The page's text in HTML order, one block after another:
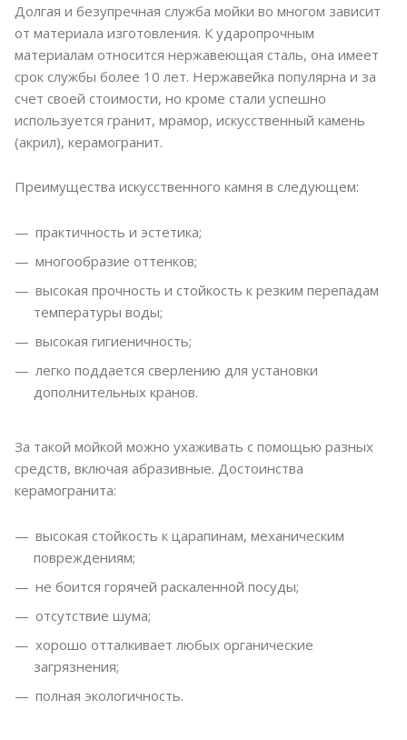
Долгая и безупречная служба мойки во многом зависит
от материала изготовления. К ударопрочным
материалам относится нержавеющая сталь, она имеет
срок службы более 10 лет. Нержавейка популярна и за
счет своей стоимости, но кроме стали успешно
используется гранит, мрамор, искусственный камень
(акрил), керамогранит.
Преимущества искусственного камня в следующем:
практичность и эстетика;
многообразие оттенков;
высокая прочность и стойкость к резким перепадам
температуры воды;
высокая гигиеничность;
легко поддается сверлению для установки
дополнительных кранов.
За такой мойкой можно ухаживать с помощью разных
средств, включая абразивные. Достоинства
керамогранита:
высокая стойкость к царапинам, механическим
повреждениям;
не боится горячей раскаленной посуды;
отсутствие шума;
хорошо отталкивает любых органические
загрязнения;
полная экологичность.